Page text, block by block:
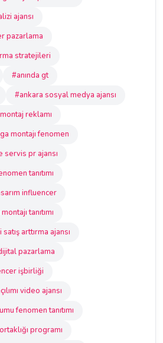
ajansı
pazarlama
stratejileri
#anında gt
#ankara sosyal medya ajansı
reklamı
montajı fenomen
servis pr ajansı
tanıtımı
influencer
tanıtımı
arttırma ajansı
pazarlama
işbirliği
video ajansı
fenomen tanıtımı
programı